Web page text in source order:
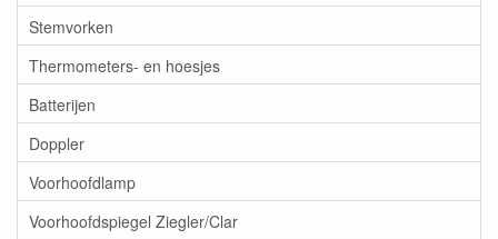
Stemvorken
Thermometers- en hoesjes
Batterijen
Doppler
Voorhoofdlamp
Voorhoofdspiegel Ziegler/Clar